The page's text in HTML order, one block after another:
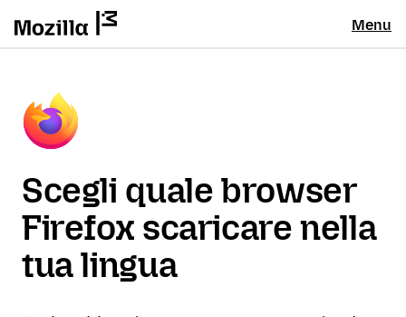
Menu
Scegli quale browser
Firefox scaricare nella
tua lingua